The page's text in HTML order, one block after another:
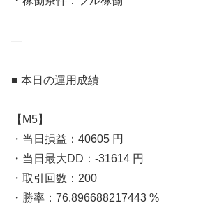
—
■ 本日の運用成績
【M5】
・当日損益：40605 円
・当日最大DD：-31614 円
・取引回数：200
・勝率：76.896688217443 %